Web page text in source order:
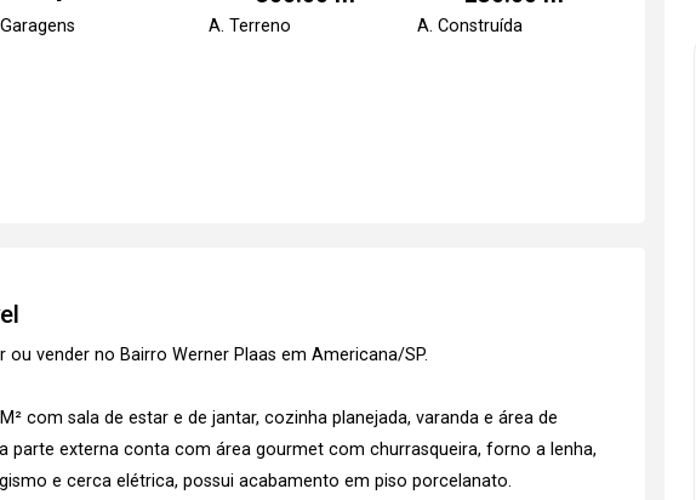
Garagens A. Terreno A. Construída
ou vender no Bairro Werner Plaas em Americana/SP.
com sala de estar e de jantar, cozinha planejada, varanda e área de
parte externa conta com área gourmet com churrasqueira, forno a lenha,
e cerca elétrica, possui acabamento em piso porcelanato.